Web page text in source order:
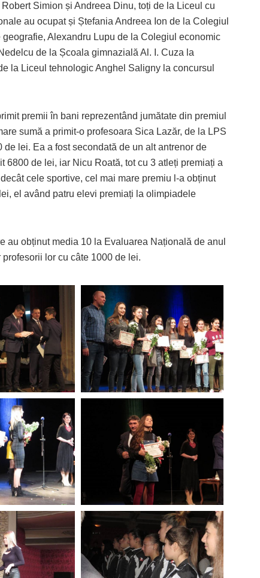
Simion și Andreea Dinu, toți de la Liceul cu
au ocupat și Ștefania Andreea Ion de la Colegiul
Alexandru Lupu de la Colegiul economic
de la Școala gimnazială Al. I. Cuza la
la Liceul tehnologic Anghel Saligny la concursul
premii în bani reprezentând jumătate din premiul
sumă a primit-o profesoara Sica Lazăr, de la LPS
lei. Ea a fost secondată de un alt antrenor de
6800 de lei, iar Nicu Roată, tot cu 3 atleți premiați a
cele sportive, cel mai mare premiu l-a obținut
el având patru elevi premiați la olimpiadele
au obținut media 10 la Evaluarea Națională de anul
lor cu câte 1000 de lei.